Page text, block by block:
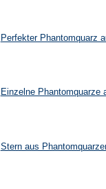
Perfekter Phantomquarz
Einzelne Phantomquarze
Stern aus